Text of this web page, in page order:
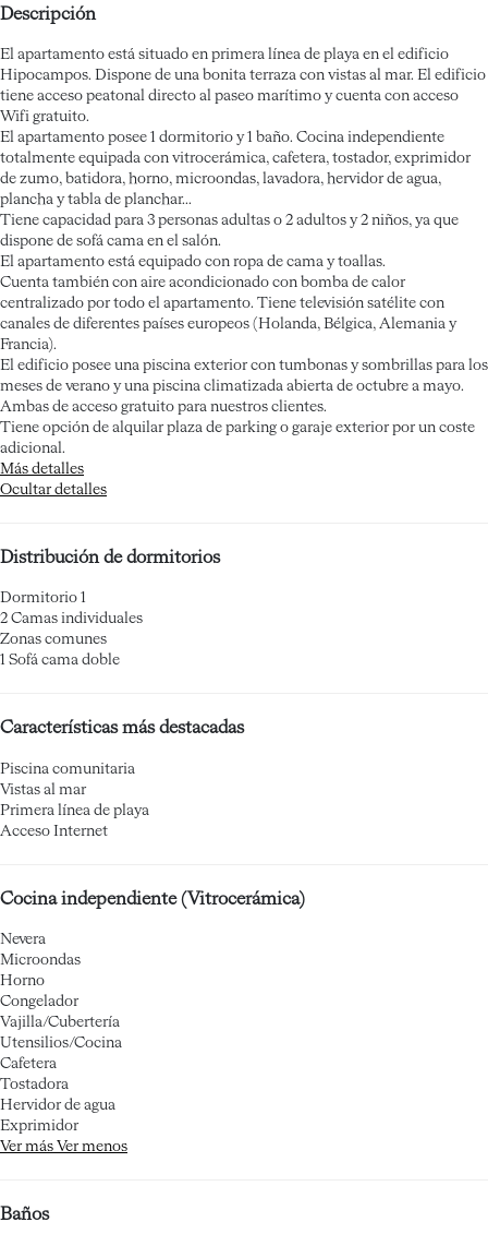
Descripción
El apartamento está situado en primera línea de playa en el edificio
Hipocampos. Dispone de una bonita terraza con vistas al mar. El edificio
tiene acceso peatonal directo al paseo marítimo y cuenta con acceso
Wifi gratuito.
El apartamento posee 1 dormitorio y 1 baño. Cocina independiente
totalmente equipada con vitrocerámica, cafetera, tostador, exprimidor
de zumo, batidora, horno, microondas, lavadora, hervidor de agua,
plancha y tabla de planchar...
Tiene capacidad para 3 personas adultas o 2 adultos y 2 niños, ya que
dispone de sofá cama en el salón.
El apartamento está equipado con ropa de cama y toallas.
Cuenta también con aire acondicionado con bomba de calor
centralizado por todo el apartamento. Tiene televisión satélite con
canales de diferentes países europeos (Holanda, Bélgica, Alemania y
Francia).
El edificio posee una piscina exterior con tumbonas y sombrillas para los
meses de verano y una piscina climatizada abierta de octubre a mayo.
Ambas de acceso gratuito para nuestros clientes.
Tiene opción de alquilar plaza de parking o garaje exterior por un coste
adicional.
Más detalles
Ocultar detalles
Distribución de dormitorios
Dormitorio 1
2 Camas individuales
Zonas comunes
1 Sofá cama doble
Características más destacadas
Piscina comunitaria
Vistas al mar
Primera línea de playa
Acceso Internet
Cocina independiente (Vitrocerámica)
Nevera
Microondas
Horno
Congelador
Vajilla/Cubertería
Utensilios/Cocina
Cafetera
Tostadora
Hervidor de agua
Exprimidor
Ver más Ver menos
Baños